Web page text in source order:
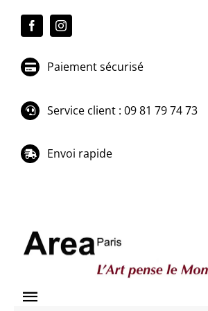
Paiement sécurisé
Service client : 09 81 79 74 73
Envoi rapide